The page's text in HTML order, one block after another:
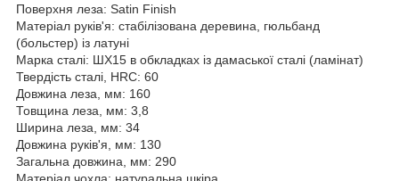
Поверхня леза: Satin Finish
Матеріал руків'я: стабілізована деревина, гюльбанд
(больстер) із латуні
Марка сталі: ШХ15 в обкладках із дамаської сталі (ламінат)
Твердість сталі, HRC: 60
Довжина леза, мм: 160
Товщина леза, мм: 3,8
Ширина леза, мм: 34
Довжина руків'я, мм: 130
Загальна довжина, мм: 290
Матеріал чохла: натуральна шкіра